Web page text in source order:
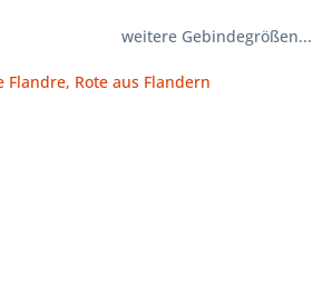
weitere Gebindegrößen...